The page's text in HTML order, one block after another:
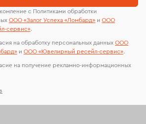
с Политиками обработки
ООО «Залог Успеха «Ломбард» и ООО
сервиc».
на обработку персональных данных ООО
и ООО «Ювелирный ресейл-сервиc».
на получение рекламно-информационных